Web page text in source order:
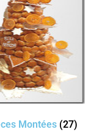
Montées (27)